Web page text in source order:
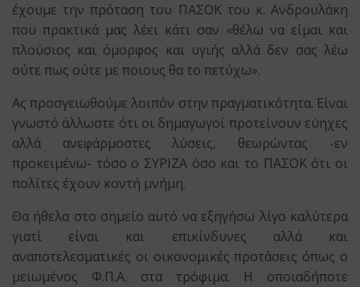
έχουμε την πρόταση του ΠΑΣΟΚ του κ. Ανδρουλάκη
που πρακτικά μας λέει κάτι σαν «θέλω να είμαι και
πλούσιος και όμορφος και υγιής αλλά δεν σας λέω
ούτε πως ούτε με ποιους θα το πετύχω».
Ας προσγειωθούμε λοιπόν στην πραγματικότητα. Είναι
γνωστό άλλωστε ότι οι δημαγωγοί προτείνουν εύηχες
αλλά ανεφάρμοστες λύσεις, θεωρώντας -εν
προκειμένω- τόσο ο ΣΥΡΙΖΑ όσο και το ΠΑΣΟΚ ότι οι
πολίτες έχουν κοντή μνήμη.
Θα ήθελα στο σημείο αυτό να εξηγήσω λίγο καλύτερα
γιατί είναι και επικίνδυνες αλλά και
αναποτελεσματικές οι οικονομικές προτάσεις όπως ο
μειωμένος Φ.Π.Α. στα τρόφιμα. Η οποιαδήποτε